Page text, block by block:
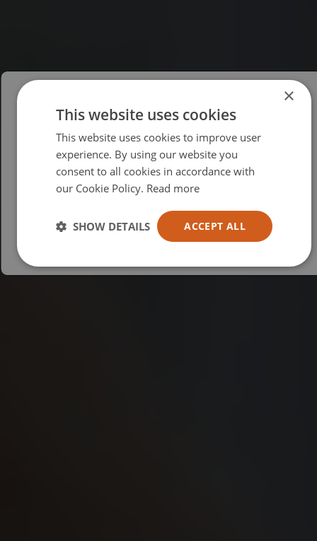
Please select your region/language
British
USA
Español
×
This website uses cookies
This website uses cookies to improve user
experience. By using our website you
consent to all cookies in accordance with
our Cookie Policy. Read more
ACCEPT ALL
SHOW DETAILS